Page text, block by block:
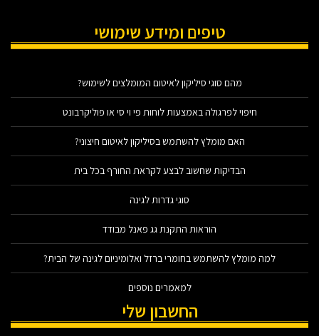
טיפים ומידע שימושי
מהם סוגי סיליקון לאיטום המומלצים לשימוש?
חיפוי לפרגולה באמצעות לוחות פי וי סי או פוליקרבונט
האם מומלץ להשתמש בסיליקון לאיטום חיצוני?
הבדיקות שחשוב לבצע לקראת החורף בכל בית
סוגי גדרות לגינה
הוראות התקנת גג פאנל מבודד
למה מומלץ להשתמש בחומרי ברזל ואלומיניום לגינה של הבית?
למאמרים נוספים
החשבון שלי